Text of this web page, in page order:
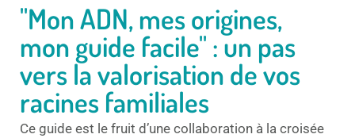
"Mon ADN, mes origines,
mon guide facile" : un pas
vers la valorisation de vos
racines familiales
Ce guide est le fruit d’une collaboration à la croisée